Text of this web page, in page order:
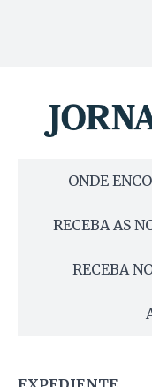
ONDE
RECEBA AS
RECEBA